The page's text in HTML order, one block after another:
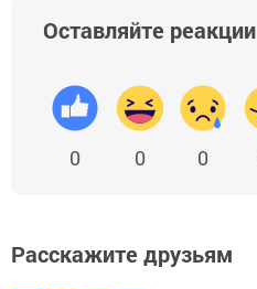
Оставляйте реакции
0 0 0
Расскажите друзьям